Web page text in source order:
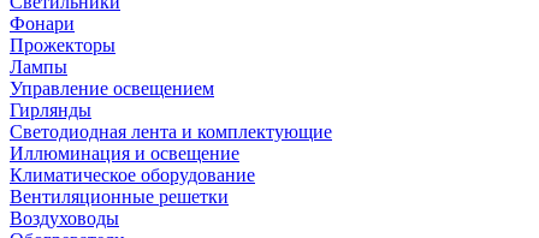
Фонари
Прожекторы
Лампы
Управление освещением
Гирлянды
Светодиодная лента и комплектующие
Иллюминация и освещение
Климатическое оборудование
Вентиляционные решетки
Воздуховоды